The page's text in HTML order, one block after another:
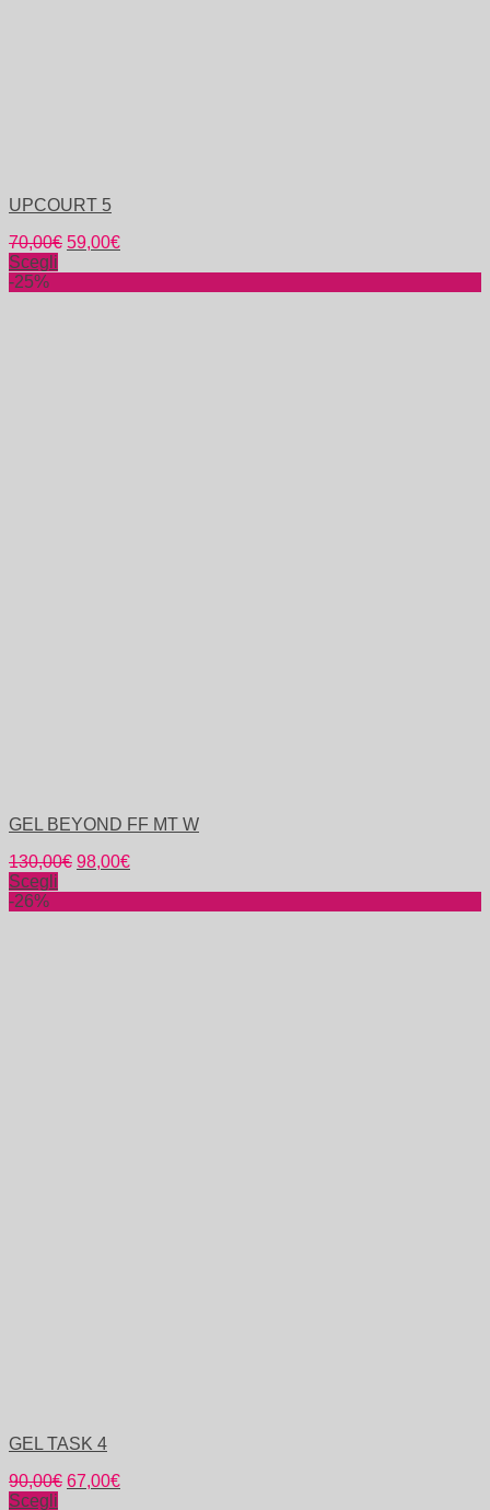
UPCOURT 5
70,00€ 59,00€
Scegli
-25%
GEL BEYOND FF MT W
130,00€ 98,00€
Scegli
-26%
GEL TASK 4
90,00€ 67,00€
Scegli